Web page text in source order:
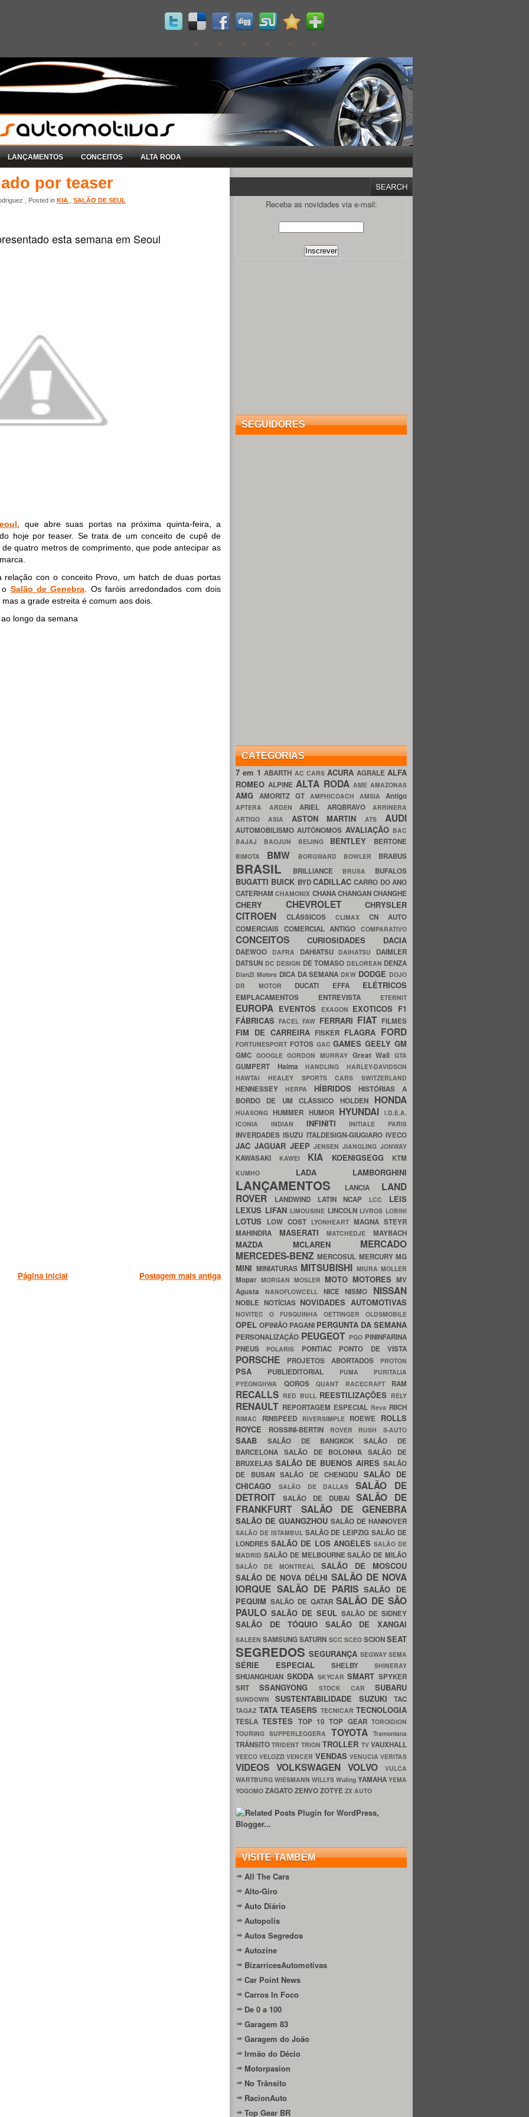
LANÇAMENTOS CONCEITOS ALTA RODA
por teaser
, Posted in KIA SALÃO DE SEUL
esta semana em Seoul
, que abre suas portas na próxima quinta-feira, a
hoje por teaser. Se trata de um conceito de cupê de
quatro metros de comprimento, que pode antecipar as
con o conceito Provo, um hatch de duas portas
o Salão de Genebra . Os faróis arredondados com dois
a grade estreita é comum aos dois.
longo da semana
Postagem mais antiga
Página inicial
Receba as novidades via e-mail:
SEGUIDORES
CATEGORIAS
7 em 1ABARTH AC CARS ACURA AGRALE ALFA
ROMEOALPINEALTA RODA AME AMAZONAS
AMG AMORITZ GT AMPHICOACH AMSIA Antigo
APTERA ARDEN ARIEL ARQBRAVO ARRINERA
ARTIGO ASIA ASTON MARTINATS AUDI
AUTOMOBILISMOAUTÔNOMOS AVALIAÇÃO BAC
BAJAJ BAOJUN BEIJING BENTLEY BERTONE
BIMOTA BMW BORGWARD BOWLER BRABUS
BRASIL BRILLIANCE BRUSA BUFALOS
BUGATTI BUICK BYDCADILLACCARRO DO ANO
CATERHAMCHAMONIX CHANACHANGANCHANGHE
CHERY CHEVROLET CHRYSLER
CITROEN CLÁSSICOS CLIMAX CN AUTO
COMERCIAIS COMERCIAL ANTIGOCOMPARATIVO
CONCEITOS CURIOSIDADES DACIA
DAEWOO DAFRA DAHIATSU DAIHATSU DAIMLER
DATSUN DC DESIGN DE TOMASO DELOREAN DENZA
DianZi Motors DICA DA SEMANA DKW DODGE DOJO
DR MOTOR DUCATI EFFA ELÉTRICOS
EMPLACAMENTOS ENTREVISTA ETERNIT
EUROPA EVENTOS EXAGON EXOTICOS F1
FÁBRICASFACELFAW FERRARI FIAT FILMES
FIM DE CARREIRA FISKER FLAGRA FORD
FORTUNESPORT FOTOS GACGAMESGEELYGM
GMC GOOGLEGORDON MURRAY Great WallGTA
GUMPERT HaimaHANDLINGHARLEY-DAVIDSON
HAWTAI HEALEY SPORTS CARS SWITZERLAND
HENNESSEY HERPA HÍBRIDOSHISTÓRIAS A
BORDO DE UM CLÁSSICO HOLDEN HONDA
HUASONGHUMMER HUMOR HYUNDAI I.D.E.A.
ICONIA INDIAN INFINITIINITIALE PARIS
INVERDADESISUZU ITALDESIGN-GIUGIAROIVECO
JAC JAGUAR JEEPJENSENJIANGLINGJONWAY
KAWASAKI KAWEI KIA KOENIGSEGG KTM
KUMHO LADA LAMBORGHINI
LANÇAMENTOS LANCIA LAND
ROVER
LANDWIND LATIN NCAP LCC LEIS
LEXUS LIFAN LIMOUSINE LINCOLN LIVROS LOBINI
LOTUS LOW COST LYONHEART MAGNA STEYR
MAHINDRA MASERATIMATCHEDJEMAYBACH
MAZDA MCLAREN MERCADO
MERCEDES-BENZMERCOSUL MERCURYMG
MINI MINIATURAS MITSUBISHI MIURA MOLLER
Mopar MORGAN MOSLER MOTO MOTORES MV
Agusta NANOFLOWCELL NICENISMO NISSAN
NOBLE NOTÍCIAS NOVIDADES AUTOMOTIVAS
NOVITEC O FUSQUINHA OETTINGER OLDSMOBILE
OPEL OPINIÃO PAGANI PERGUNTA DA SEMANA
PERSONALIZAÇÃO PEUGEOT PGO PININFARINA
PNEUS
POLARIS PONTIAC PONTO DE VISTA
PORSCHE PROJETOS ABORTADOS PROTON
PSA PUBLIEDITORIAL PUMA PURITALIA
PYEONGHWA QOROS QUANT RACECRAFT RAM
RECALLS RED BULL REESTILIZAÇÕES RELY
RENAULT REPORTAGEM ESPECIAL Reva RIICH
RIMAC RINSPEED RIVERSIMPLE ROEWE ROLLS
ROYCE
ROSSINI-BERTIN ROVER RUSH S-AUTO
SAAB SALÃO DE BANGKOKSALÃO DE
BARCELONA SALÃO DE BOLONHASALÃO DE
BRUXELAS SALÃO DE BUENOS AIRES SALÃO
DE BUSAN SALÃO DE CHENGDU SALÃO DE
CHICAGO
SALÃO DE DALLASSALÃO DE
DETROIT
SALÃO DE DUBAI SALÃO DE
FRANKFURT SALÃO DE GENEBRA
SALÃO DE GUANGZHOU SALÃO DE HANNOVER
SALÃO DE ISTAMBUL SALÃO DE LEIPZIGSALÃO DE
LONDRESSALÃO DE LOS ANGELES SALÃO DE
MADRID SALÃO DE MELBOURNESALÃO DE MILÃO
SALÃO DE MONTREAL SALÃO DE MOSCOU
SALÃO DE NOVA DÉLHI SALÃO DE NOVA
IORQUE SALÃO DE PARISSALÃO DE
PEQUIM SALÃO DE QATARSALÃO DE SÃO
PAULO SALÃO DE SEUL SALÃO DE SIDNEY
SALÃO DE TÓQUIO SALÃO DE XANGAI
SALEENSAMSUNGSATURN SCC SCEO SCIONSEAT
SEGREDOSSEGURANÇA SEGWAYSEMA
SÉRIE ESPECIAL SHELBY SHINERAY
SHUANGHUAN SKODA SKYCARSMART SPYKER
SRTSSANGYONG STOCK CAR SUBARU
SUNDOWNSUSTENTABILIDADE SUZUKITAC
TAGAZ TATA TEASERS TECNICAR TECNOLOGIA
TESLATESTES TOP 10TOP GEARTOROIDION
TOURING SUPPERLEGGERA TOYOTATramontana
TRÂNSITOTRIDENT TRIONTROLLER TVVAUXHALL
VEECOVELOZZIVENCER VENDAS VENUCIAVERITAS
VIDEOS VOLKSWAGEN VOLVO
VULCA
WARTBURG WIESMANN WILLYS Wuling YAMAHA YEMA
YOGOMO ZAGATOZENVOZOTYE ZX AUTO
VISITE TAMBÉM
All The Cars
Alto-Giro
Auto Diário
Autopolis
Autos Segredos
Autozine
BizarricesAutomotivas
Car Point News
Carros In Foco
De 0 a 100
Garagem 83
Garagem do João
Irmão do Décio
Motorpasion
No Trânsito
RacionAuto
Top Gear BR